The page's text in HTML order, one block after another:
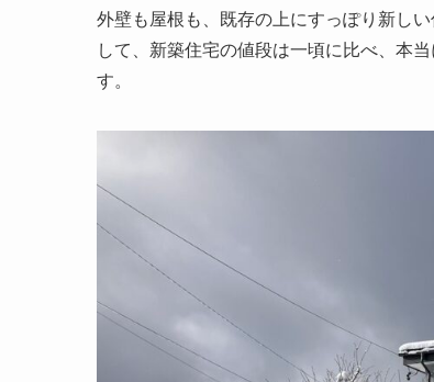
外壁も屋根も、既存の上にすっぽり新し
して、新築住宅の値段は一頃に比べ、本
す。